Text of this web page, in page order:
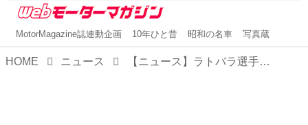
MotorMagazine誌連動企画 10年ひと昔 昭和の名車 写真蔵
HOME ニュース 【ニュース】ラトバラ選手のヤリスWRCがラリースウェーデンでトップに浮上。残りあと1日